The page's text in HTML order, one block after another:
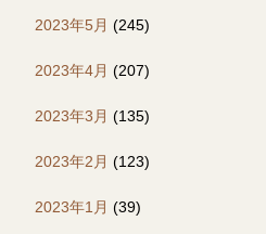
2023年5月 (245)
2023年4月 (207)
2023年3月 (135)
2023年2月 (123)
2023年1月 (39)